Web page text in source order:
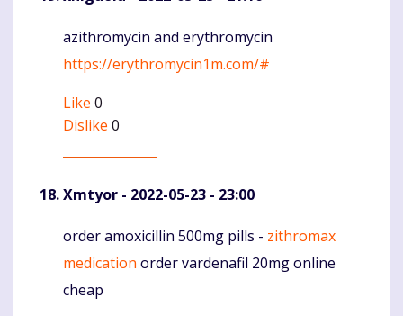
Komentaras
azithromycin and erythromycin
https://erythromycin1m.com/#
Like 0
Dislike 0
Xmtyor - 2022-05-23 - 23:00
Komentaras
order amoxicillin 500mg pills - zithromax
medication order vardenafil 20mg online
cheap